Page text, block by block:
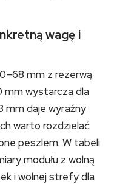
wagę i
mm z rezerwą
mm wystarcza dla
mm daje wyraźny
warto rozdzielać
peszlem. W tabeli
modułu z wolną
i wolnej strefy dla